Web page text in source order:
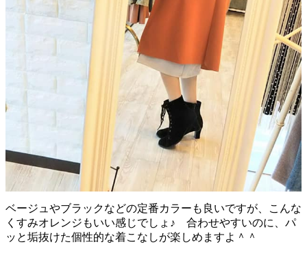
ベージュやブラックなどの定番カラーも良いですが、こんな
くすみオレンジもいい感じでしょ♪ 合わせやすいのに、パ
ッと垢抜けた個性的な着こなしが楽しめますよ＾＾